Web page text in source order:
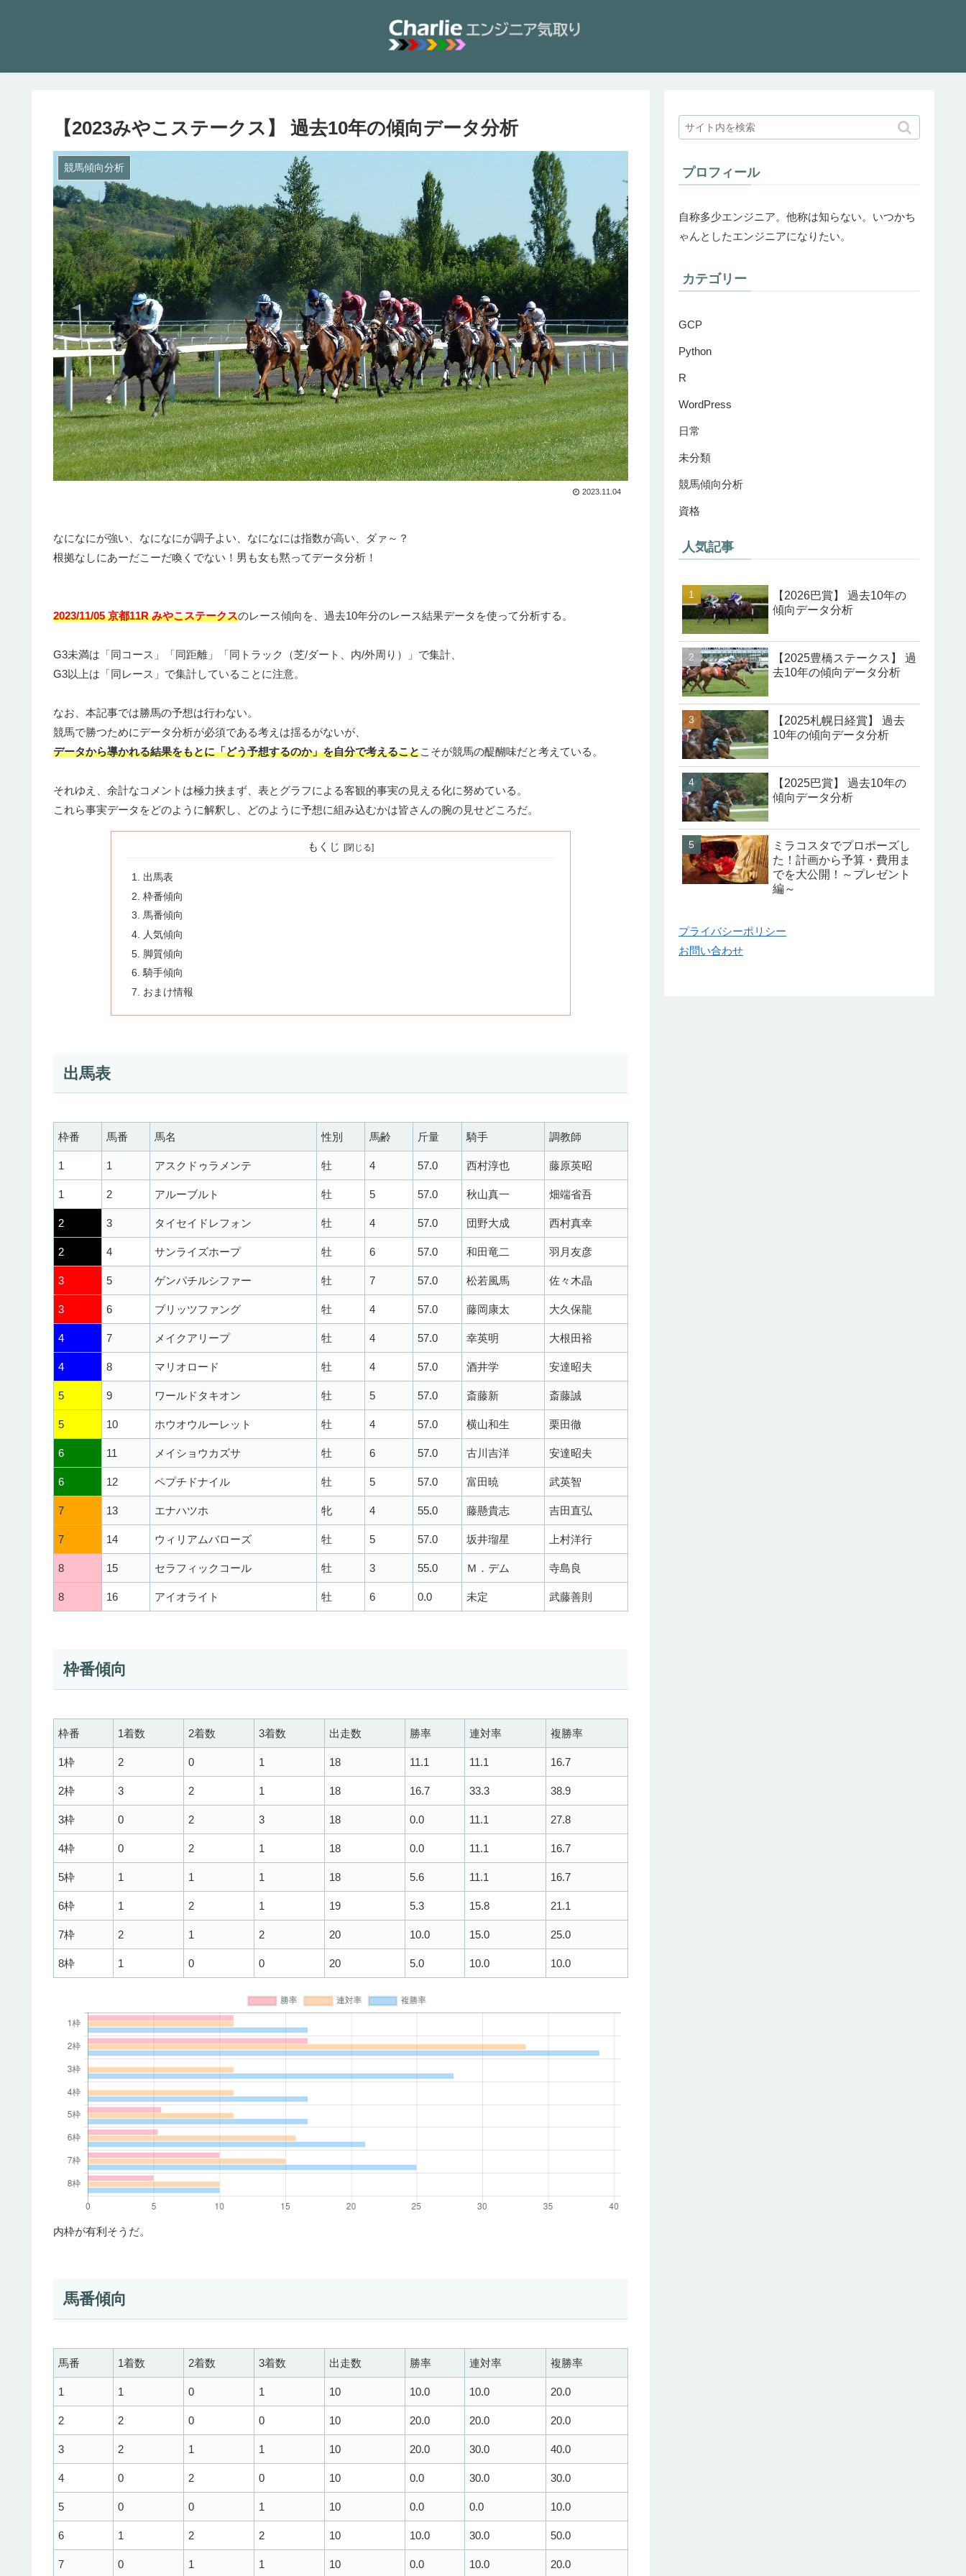
【2023みやこステークス】 過去10年の傾向データ分析
競馬傾向分析
2023.11.04
なになにが強い、なになにが調子よい、なになには指数が高い、ダァ～？
根拠なしにあーだこーだ喚くでない！男も女も黙ってデータ分析！
2023/11/05 京都11R みやこステークスのレース傾向を、過去10年分のレース結果データを使って分析する。
G3未満は「同コース」「同距離」「同トラック（芝/ダート、内/外周り）」で集計、
G3以上は「同レース」で集計していることに注意。
なお、本記事では勝馬の予想は行わない。
競馬で勝つためにデータ分析が必須である考えは揺るがないが、
データから導かれる結果をもとに「どう予想するのか」を自分で考えることこそが競馬の醍醐味だと考えている。
それゆえ、余計なコメントは極力挟まず、表とグラフによる客観的事実の見える化に努めている。
これら事実データをどのように解釈し、どのように予想に組み込むかは皆さんの腕の見せどころだ。
もくじ
出馬表
枠番傾向
馬番傾向
人気傾向
脚質傾向
騎手傾向
おまけ情報
出馬表
枠番 馬番 馬名 性別 馬齢 斤量 騎手 調教師
1 1 アスクドゥラメンテ 牡 4 57.0 西村淳也 藤原英昭
1 2 アルーブルト 牡 5 57.0 秋山真一 畑端省吾
2 3 タイセイドレフォン 牡 4 57.0 団野大成 西村真幸
2 4 サンライズホープ 牡 6 57.0 和田竜二 羽月友彦
3 5 ゲンパチルシファー 牡 7 57.0 松若風馬 佐々木晶
3 6 ブリッツファング 牡 4 57.0 藤岡康太 大久保龍
4 7 メイクアリープ 牡 4 57.0 幸英明 大根田裕
4 8 マリオロード 牡 4 57.0 酒井学 安達昭夫
5 9 ワールドタキオン 牡 5 57.0 斎藤新 斎藤誠
5 10 ホウオウルーレット 牡 4 57.0 横山和生 栗田徹
6 11 メイショウカズサ 牡 6 57.0 古川吉洋 安達昭夫
6 12 ペプチドナイル 牡 5 57.0 富田暁 武英智
7 13 エナハツホ 牝 4 55.0 藤懸貴志 吉田直弘
7 14 ウィリアムバローズ 牡 5 57.0 坂井瑠星 上村洋行
8 15 セラフィックコール 牡 3 55.0 Ｍ．デム 寺島良
8 16 アイオライト 牡 6 0.0 未定 武藤善則
枠番傾向
枠番 1着数 2着数 3着数 出走数 勝率 連対率 複勝率
1枠 2 0 1 18 11.1 11.1 16.7
2枠 3 2 1 18 16.7 33.3 38.9
3枠 0 2 3 18 0.0 11.1 27.8
4枠 0 2 1 18 0.0 11.1 16.7
5枠 1 1 1 18 5.6 11.1 16.7
6枠 1 2 1 19 5.3 15.8 21.1
7枠 2 1 2 20 10.0 15.0 25.0
8枠 1 0 0 20 5.0 10.0 10.0
内枠が有利そうだ。
馬番傾向
馬番 1着数 2着数 3着数 出走数 勝率 連対率 複勝率
1 1 0 1 10 10.0 10.0 20.0
2 2 0 0 10 20.0 20.0 20.0
3 2 1 1 10 20.0 30.0 40.0
4 0 2 0 10 0.0 30.0 30.0
5 0 0 1 10 0.0 0.0 10.0
6 1 2 2 10 10.0 30.0 50.0
7 0 1 1 10 0.0 10.0 20.0
プロフィール
自称多少エンジニア。他称は知らない。いつかち
ゃんとしたエンジニアになりたい。
カテゴリー
GCP
Python
R
WordPress
日常
未分類
競馬傾向分析
資格
人気記事
【2026巴賞】 過去10年の
傾向データ分析
【2025豊橋ステークス】 過
去10年の傾向データ分析
【2025札幌日経賞】 過去
10年の傾向データ分析
【2025巴賞】 過去10年の
傾向データ分析
ミラコスタでプロポーズし
た！計画から予算・費用ま
でを大公開！～プレゼント
編～
プライバシーポリシー
お問い合わせ